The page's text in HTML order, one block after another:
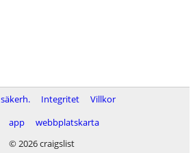
säkerh. Integritet
Villkor
app
webbplatskarta
© 2026 craigslist